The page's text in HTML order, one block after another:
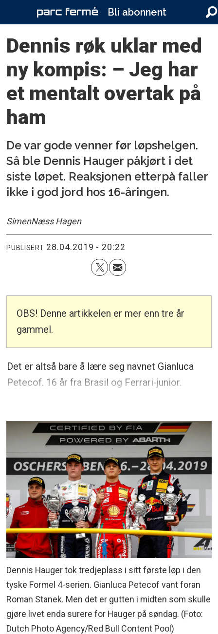
Bli abonnent
Dennis røk uklar med
ny kompis: – Jeg har
et mentalt overtak på
ham
De var gode venner før løpshelgen.
Så ble Dennis Hauger påkjørt i det
siste løpet. Reaksjonen etterpå faller
ikke i god jord hos 16-åringen.
SimenNæss Hagen
PUBLISERT 28.04.2019 - 20:22
OBS! Denne artikkelen er mer enn tre år
gammel.
Det er altså bare å lære seg navnet Gianluca
Petecof. 16 år fra Brasil og Ferrari-junior.
Dennis Hauger tok tredjeplass i sitt første løp i den
tyske Formel 4-serien. Gianluca Petecof vant foran
Roman Stanek. Men det er gutten i midten som skulle
gjøre livet enda surere for Hauger på søndag. (Foto:
Dutch Photo Agency/Red Bull Content Pool)